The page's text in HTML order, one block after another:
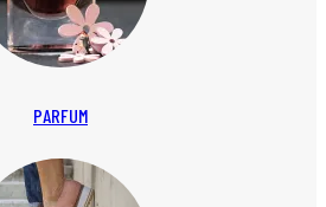
PARFUM